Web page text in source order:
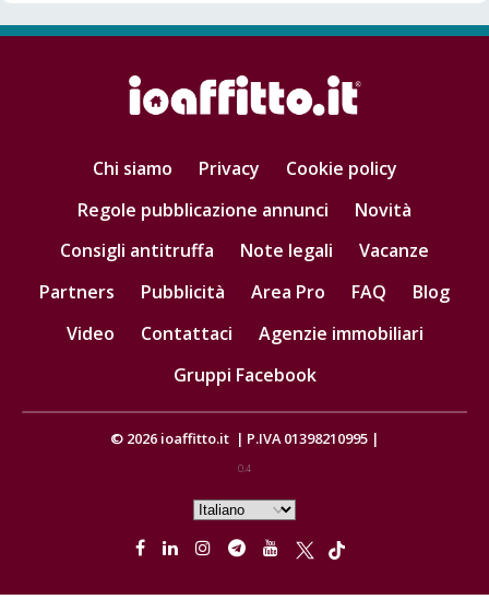
Chi siamo Privacy
Cookie policy
Regole pubblicazione annunci
Novità
Consigli antitruffa
Note legali
Vacanze
Partners
Pubblicità Area Pro FAQ
Blog
Video
Contattaci
Agenzie immobiliari
Gruppi Facebook
© 2026 ioaffitto.it | P.IVA 01398210995 |
0.4